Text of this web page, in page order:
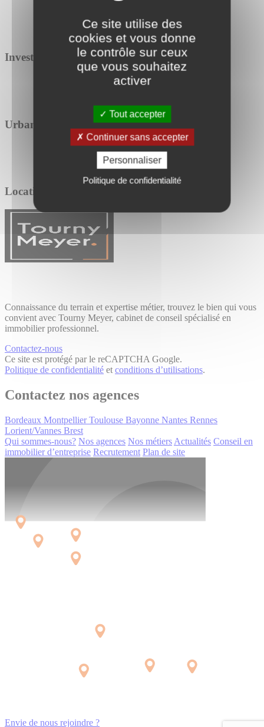
Ce site utilise des
cookies et vous donne
le contrôle sur ceux
que vous souhaitez
activer
Tout accepter
Continuer sans accepter
Personnaliser
Politique de confidentialité
Investissement
Urbanisme
Location / Vente
Connaissance du terrain et expertise métier, trouvez le bien qui vous
convient avec Tourny Meyer, cabinet de conseil spécialisé en
immobilier professionnel.
Contactez-nous
Ce site est protégé par le reCAPTCHA Google.
Politique de confidentialité et conditions d’utilisations.
Contactez nos agences
Bordeaux Montpellier Toulouse Bayonne Nantes Rennes
Lorient/Vannes Brest
Qui sommes-nous? Nos agences Nos métiers Actualités Conseil en
immobilier d’entreprise Recrutement Plan de site
Envie de nous rejoindre ?